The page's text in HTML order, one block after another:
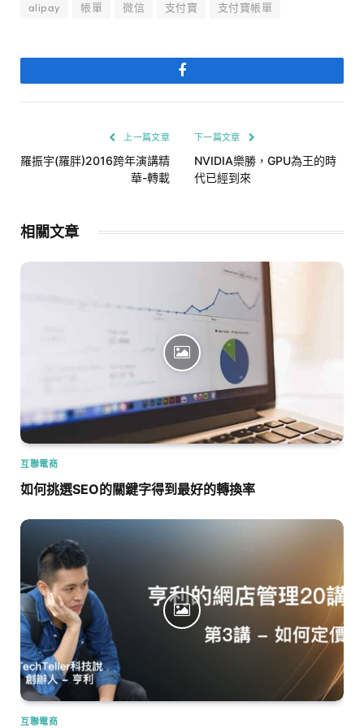
alipay 帳單 微信 支付寶 支付寶帳單
Facebook
上一篇文章
羅振宇(羅胖)2016跨年演講精
華-轉載
下一篇文章
NVIDIA樂勝，GPU為王的時
代已經到來
相關文章
互聯電商
如何挑選SEO的關鍵字得到最好的轉換率
互聯電商